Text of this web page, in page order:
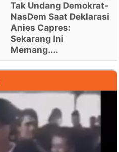
Tak Undang Demokrat-
NasDem Saat Deklarasi
Anies Capres:
Sekarang Ini
Memang....